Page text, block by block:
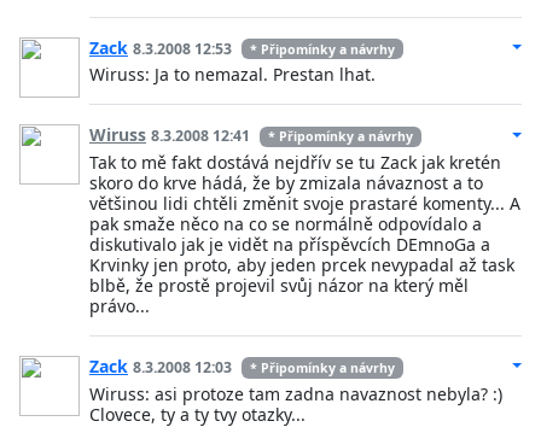
Zack 8.3.2008 12:53 * Připomínky a návrhy
Wiruss: Ja to nemazal. Prestan lhat.
Wiruss 8.3.2008 12:41 * Připomínky a návrhy
Tak to mě fakt dostává nejdřív se tu Zack jak kretén
skoro do krve hádá, že by zmizala návaznost a to
většinou lidi chtěli změnit svoje prastaré komenty... A
pak smaže něco na co se normálně odpovídalo a
diskutivalo jak je vidět na příspěvcích DEmnoGa a
Krvinky jen proto, aby jeden prcek nevypadal až task
blbě, že prostě projevil svůj názor na který měl
právo...
Zack 8.3.2008 12:03 * Připomínky a návrhy
Wiruss: asi protoze tam zadna navaznost nebyla? :)
Clovece, ty a ty tvy otazky...